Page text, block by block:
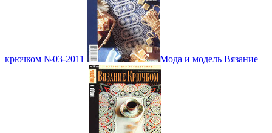
крючком №03-2011 Мода и модель Вязание